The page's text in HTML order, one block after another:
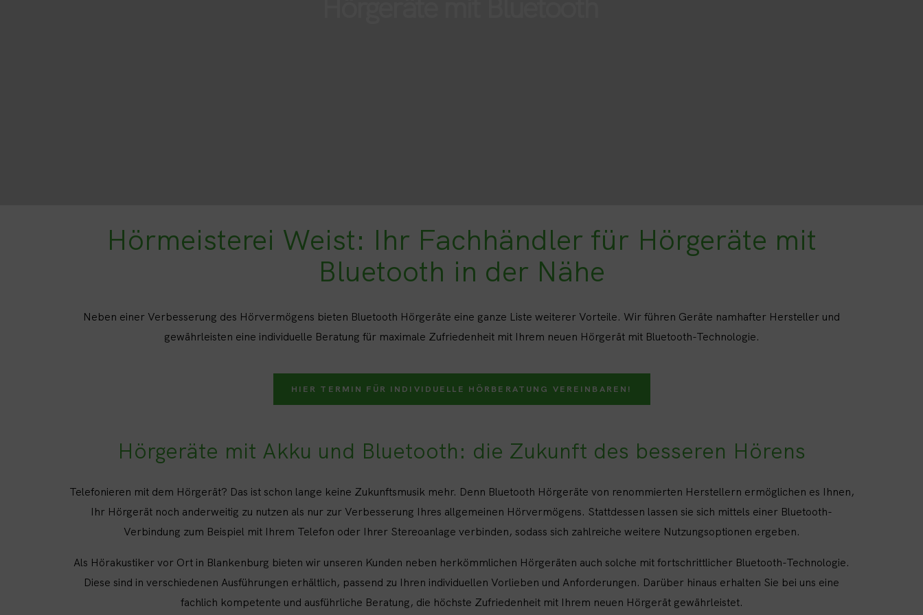
Hörmeisterei Weist: Ihr Fachhändler für Hörgeräte mit
Bluetooth in der Nähe
Neben einer Verbesserung des Hörvermögens bieten Bluetooth Hörgeräte eine ganze Liste weiterer Vorteile. Wir führen Geräte namhafter Hersteller und
gewährleisten eine individuelle Beratung für maximale Zufriedenheit mit Ihrem neuen Hörgerät mit Bluetooth-Technologie.
HIER TERMIN FÜR INDIVIDUELLE HÖRBERATUNG VEREINBAREN!
Hörgeräte mit Akku und Bluetooth: die Zukunft des besseren Hörens
Telefonieren mit dem Hörgerät? Das ist schon lange keine Zukunftsmusik mehr. Denn Bluetooth Hörgeräte von renommierten Herstellern ermöglichen es Ihnen,
Ihr Hörgerät noch anderweitig zu nutzen als nur zur Verbesserung Ihres allgemeinen Hörvermögens. Stattdessen lassen sie sich mittels einer Bluetooth-
Verbindung zum Beispiel mit Ihrem Telefon oder Ihrer Stereoanlage verbinden, sodass sich zahlreiche weitere Nutzungsoptionen ergeben.
Als Hörakustiker vor Ort in Blankenburg bieten wir unseren Kunden neben herkömmlichen Hörgeräten auch solche mit fortschrittlicher Bluetooth-Technologie.
Diese sind in verschiedenen Ausführungen erhältlich, passend zu Ihren individuellen Vorlieben und Anforderungen. Darüber hinaus erhalten Sie bei uns eine
fachlich kompetente und ausführliche Beratung, die höchste Zufriedenheit mit Ihrem neuen Hörgerät gewährleistet.